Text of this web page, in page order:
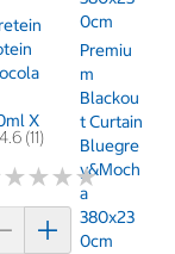
4.6 (11)
X
★★★★
★★★★
0cm
Premiu
M
Blackou
T Curtain
Bluegre
Y&Moch
A
380x23
0cm